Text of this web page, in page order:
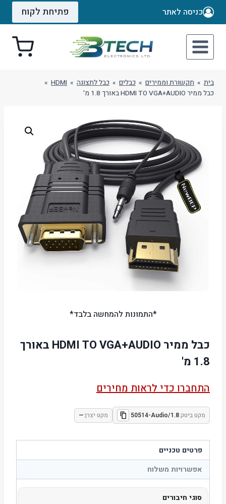
Skip
כניסה לאתר פתיחת לקוח
בית » תקשורת וממירים » כבלים » כבל לתצוגה »
HDMI
»
כבל ממיר HDMI TO VGA+AUDIO באורך 1.8 מ'
*התמונות להמחשה בלבד*
כבל ממיר HDMI TO VGA+AUDIO באורך
1.8 מ'
התחברו כדי לראות מחירים
מקט ביטק:50514-Audio/1.8 מקט יצרן:—
פרטים טכניים
אפשרויות משלוח
סוגי חיבורים